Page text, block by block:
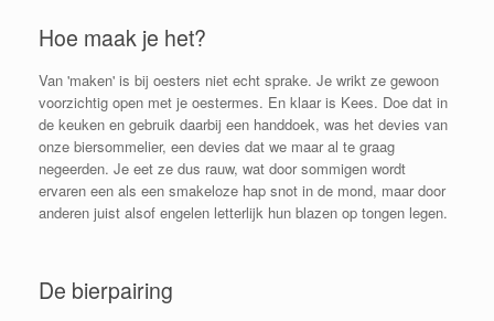
Hoe maak je het?
Van 'maken' is bij oesters niet echt sprake. Je wrikt ze gewoon
voorzichtig open met je oestermes. En klaar is Kees. Doe dat in
de keuken en gebruik daarbij een handdoek, was het devies van
onze biersommelier, een devies dat we maar al te graag
negeerden. Je eet ze dus rauw, wat door sommigen wordt
ervaren een als een smakeloze hap snot in de mond, maar door
anderen juist alsof engelen letterlijk hun blazen op tongen legen.
De bierpairing